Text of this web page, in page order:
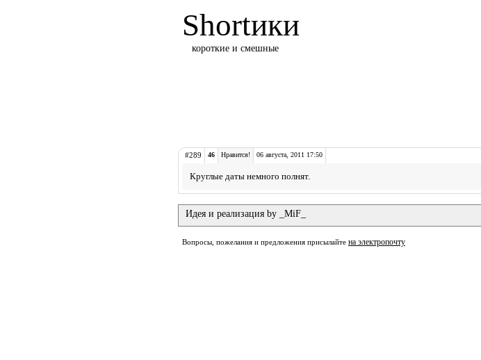
Shortики
короткие и смешные
#289 46 Нравится! 06 августа, 2011 17:50
Круглые даты немного полнят.
Идея и реализация by _MiF_
Вопросы, пожелания и предложения присылайте на электропочту